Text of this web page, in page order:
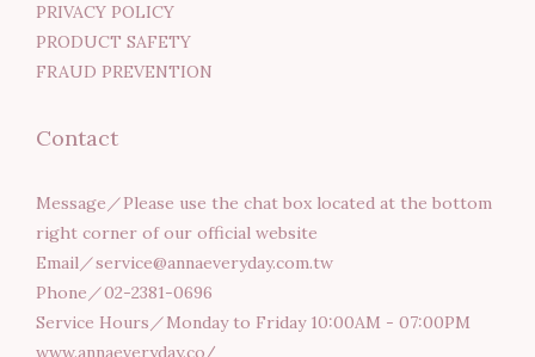
PRIVACY POLICY
PRODUCT SAFETY
FRAUD PREVENTION
Contact
Message／Please use the chat box located at the bottom
right corner of our official website
Email／service@annaeveryday.com.tw
Phone／02-2381-0696
Service Hours／Monday to Friday 10:00AM - 07:00PM
www.annaeveryday.co/